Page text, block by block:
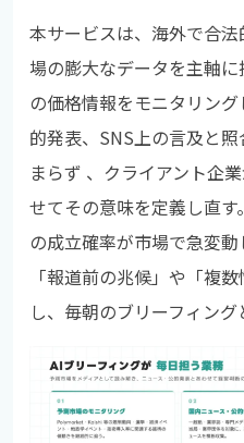
本サービスは、海外で合
場の膨大なデータを主軸
の価格情報をモニタリン
的発表、SNS上の言及と
まらず 、クライアント企
せてその意味を定義し直
の成立確率が市場で急変
「報道前の兆候」や「複
し、毎朝のブリーフィング